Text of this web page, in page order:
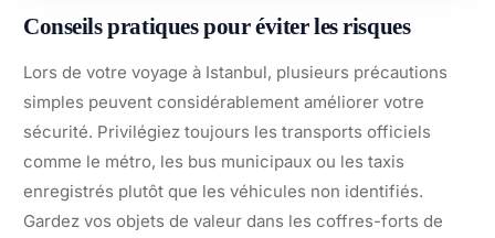
Conseils pratiques pour éviter les risques
Lors de votre voyage à Istanbul, plusieurs précautions
simples peuvent considérablement améliorer votre
sécurité. Privilégiez toujours les transports officiels
comme le métro, les bus municipaux ou les taxis
enregistrés plutôt que les véhicules non identifiés.
Gardez vos objets de valeur dans les coffres-forts de